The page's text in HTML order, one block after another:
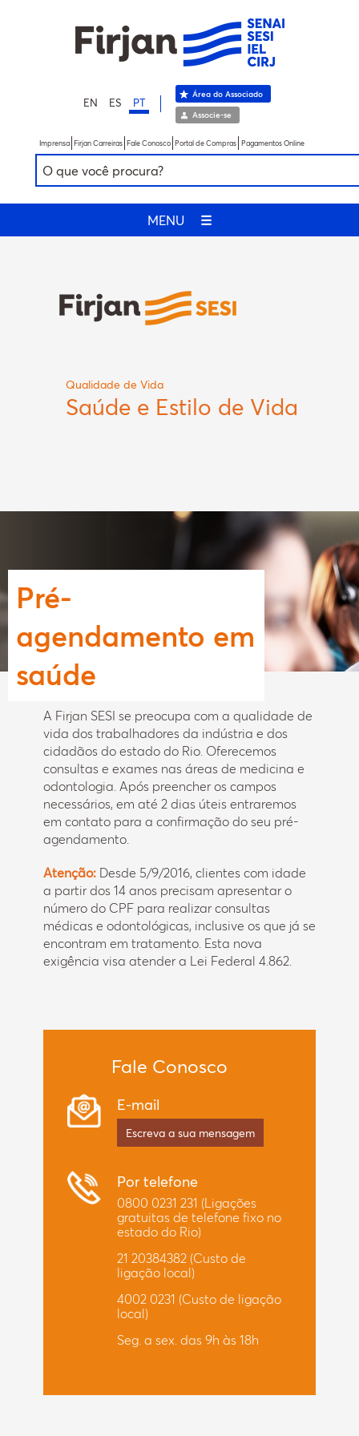
EN ES PT
Área do Associado
Associe-se
Imprensa Firjan Carreiras Fale Conosco Portal de Compras Pagamentos Online
MENU ☰
Qualidade de Vida
Saúde e Estilo de Vida
Pré-
agendamento em
saúde
A Firjan SESI se preocupa com a qualidade de
vida dos trabalhadores da indústria e dos
cidadãos do estado do Rio. Oferecemos
consultas e exames nas áreas de medicina e
odontologia. Após preencher os campos
necessários, em até 2 dias úteis entraremos
em contato para a confirmação do seu pré-
agendamento.
Atenção: Desde 5/9/2016, clientes com idade
a partir dos 14 anos precisam apresentar o
número do CPF para realizar consultas
médicas e odontológicas, inclusive os que já se
encontram em tratamento. Esta nova
exigência visa atender a Lei Federal 4.862.
Fale Conosco
E-mail
Escreva a sua mensagem
Por telefone
0800 0231 231 (Ligações
gratuitas de telefone fixo no
estado do Rio)
21 20384382 (Custo de
ligação local)
4002 0231 (Custo de ligação
local)
Seg. a sex. das 9h às 18h